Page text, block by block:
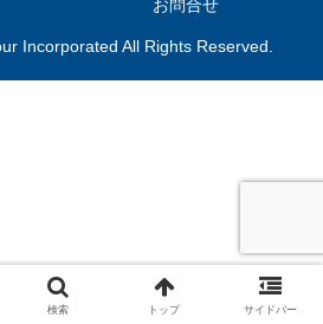
お問合せ
Incorporated All Rights Reserved.
検索 トップ サイドバー